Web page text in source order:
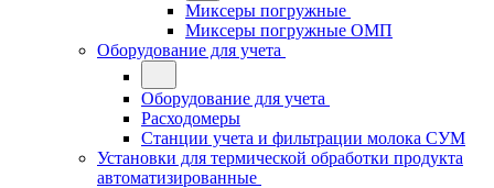
Миксеры погружные
Миксеры погружные ОМП
Оборудование для учета
Оборудование для учета
Расходомеры
Станции учета и фильтрации молока СУМ
Установки для термической обработки продукта
автоматизированные